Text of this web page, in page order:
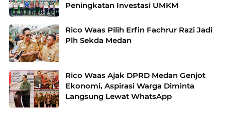
Peningkatan Investasi UMKM
Rico Waas Pilih Erfin Fachrur Razi Jadi
Plh Sekda Medan
Rico Waas Ajak DPRD Medan Genjot
Ekonomi, Aspirasi Warga Diminta
Langsung Lewat WhatsApp